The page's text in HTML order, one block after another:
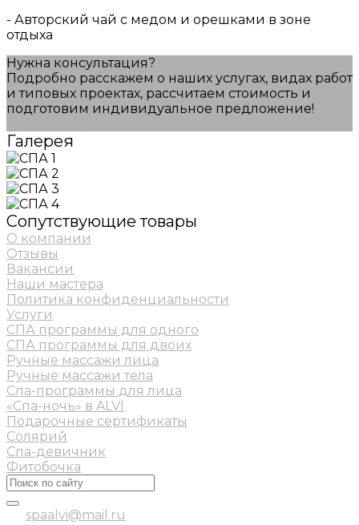
- Авторский чай с медом и орешками в зоне
отдыха
Нужна консультация?
Подробно расскажем о наших услугах, видах работ
и типовых проектах, рассчитаем стоимость и
подготовим индивидуальное предложение!
Галерея
Сопутствующие товары
О компании
Отзывы
Вакансии
Наши мастера
Политика конфиденциальности
Услуги
СПА программы для одного
СПА программы для двоих
Ручные массажи лица
Ручные массажи тела
Спа-программы для лица
«Спа-ночь» в ALVI
Подарочные сертификаты
Солярий
Спа-девичник
Фитобочка
spaalvi@mail.ru